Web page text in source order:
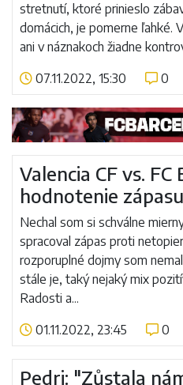
stretnutí, ktoré prinieslo
domácich, je pomerne ľahké.
ani v náznakoch žiadne
07.11.2022, 15:30
0
Číst více
Valencia CF vs. FC
hodnotenie zápasu
Nechal som si schválne
spracoval zápas proti
rozporuplné dojmy som
stále je, taký nejaký mix
Radosti a...
01.11.2022, 23:45
0
Číst více
Pedri: "Zůstala